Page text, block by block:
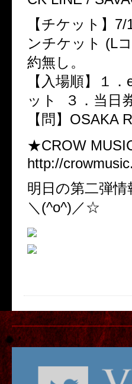
【チケット】
ンチケット (L
約無し。
【入場順】１
ット ３．当日
【問】OSAKA
★CROW
http://
明日の第二弾
＼(^o^)／☆